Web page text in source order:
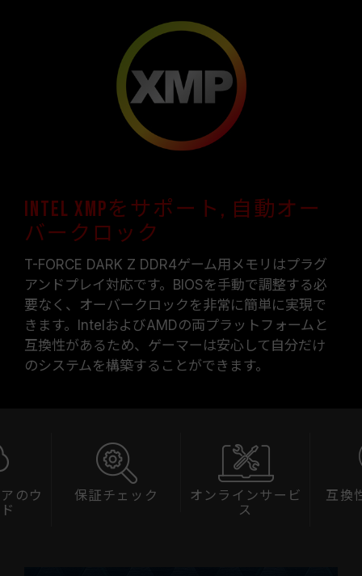
Intel XMPをサポート, 自動オー
バークロック
T-FORCE DARK Z DDR4ゲーム用メモリはプラグ
アンドプレイ対応です。BIOSを手動で調整する必
要なく、オーバークロックを非常に簡単に実現で
きます。IntelおよびAMDの両プラットフォームと
互換性があるため、ゲーマーは安心して自分だけ
のシステムを構築することができます。
のウ
保証チェック
オンラインサービ
ス
互換